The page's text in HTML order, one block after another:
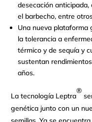
desecación
el barbecho, entre
Una nueva plataforma
la tolerancia a
térmico y de sequía y
sustentan
años.
La tecnología Leptra
®
genética junto con un